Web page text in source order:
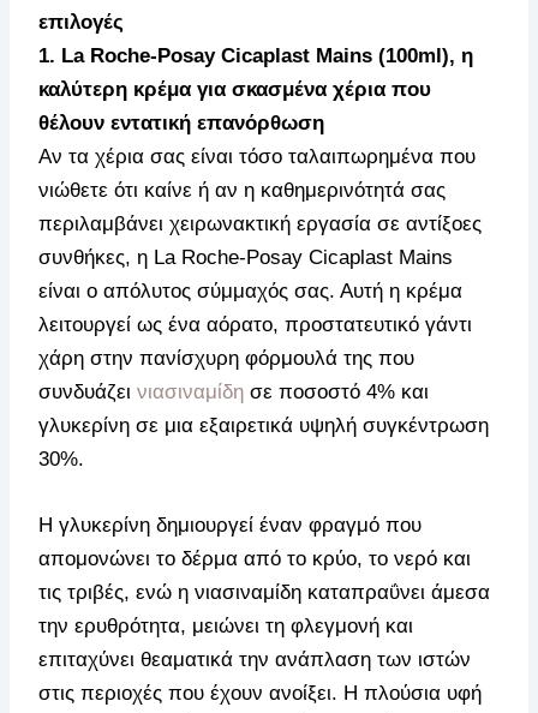
επιλογές
1. La Roche-Posay Cicaplast Mains (100ml), η
καλύτερη κρέμα για σκασμένα χέρια που
θέλουν εντατική επανόρθωση
Αν τα χέρια σας είναι τόσο ταλαιπωρημένα που
νιώθετε ότι καίνε ή αν η καθημερινότητά σας
περιλαμβάνει χειρωνακτική εργασία σε αντίξοες
συνθήκες, η La Roche-Posay Cicaplast Mains
είναι ο απόλυτος σύμμαχός σας. Αυτή η κρέμα
λειτουργεί ως ένα αόρατο, προστατευτικό γάντι
χάρη στην πανίσχυρη φόρμουλά της που
συνδυάζεινιασιναμίδη σε ποσοστό 4% και
γλυκερίνη σε μια εξαιρετικά υψηλή συγκέντρωση
30%.
Η γλυκερίνη δημιουργεί έναν φραγμό που
απομονώνει το δέρμα από το κρύο, το νερό και
τις τριβές, ενώ η νιασιναμίδη καταπραΰνει άμεσα
την ερυθρότητα, μειώνει τη φλεγμονή και
επιταχύνει θεαματικά την ανάπλαση των ιστών
στις περιοχές που έχουν ανοίξει. Η πλούσια υφή